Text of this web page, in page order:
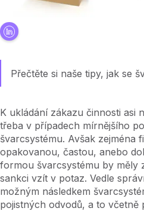
Přečtěte si naše tipy, jak se
K ukládání zákazu činnosti asi
třeba v případech mírnějšího
švarcsystému. Avšak zejména
opakovanou, častou, anebo
formou švarcsystému by měly
sankci vzít v potaz. Vedle
možným následkem
pojistných odvodů, a to